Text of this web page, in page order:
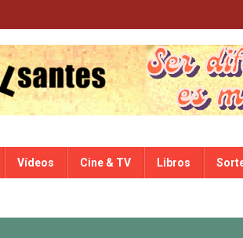
Vídeos Cine & TV Libros